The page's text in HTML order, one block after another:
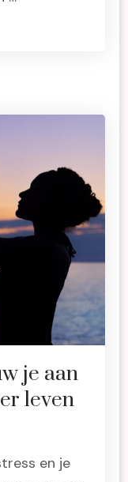
je aan
leven
en je